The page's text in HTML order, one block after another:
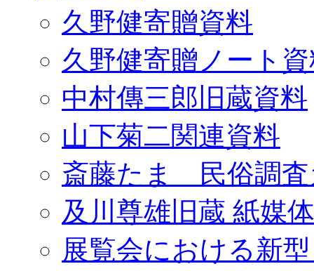
久野健寄贈資料
久野健寄贈ノート
中村傳三郎旧蔵資料
山下菊二関連資料
斎藤たま 民俗調査
及川尊雄旧蔵 紙媒
展覧会における新